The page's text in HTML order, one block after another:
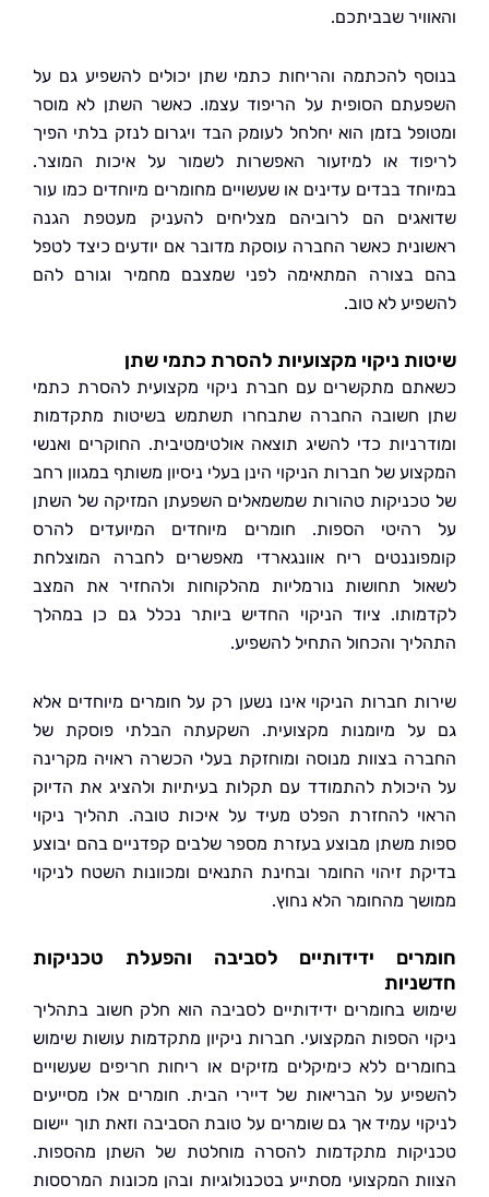
שבביתכם.
להכתמה והריחות כתמי שתן יכולים להשפיע גם על
הסופית על הריפוד עצמו. כאשר השתן לא מוסר
בזמן הוא יחלחל לעומק הבד ויגרום לנזק בלתי הפיך
או למיזעור האפשרות לשמור על איכות המוצר.
בבדים עדינים או שעשויים מחומרים מיוחדים כמו עור
הם לרוביהם מצליחים להעניק מעטפת הגנה
כאשר החברה עוסקת מדובר אם יודעים כיצד לטפל
בצורה המתאימה לפני שמצבם מחמיר וגורם להם
לא טוב.
ניקוי מקצועיות להסרת כתמי שתן
מתקשרים עם חברת ניקוי מקצועית להסרת כתמי
חשובה החברה שתבחרו תשתמש בשיטות מתקדמות
כדי להשיג תוצאה אולטימטיבית. החוקרים ואנשי
של חברות הניקוי הינן בעלי ניסיון משותף במגוון רחב
טהורות שמשמאלים השפעתן המזיקה של השתן
הספות. חומרים מיוחדים המיועדים להרס
ריח אוונגארדי מאפשרים לחברה המוצלחת
תחושות נורמליות מהלקוחות ולהחזיר את המצב
ציוד הניקוי החדיש ביותר נכלל גם כן במהלך
והכחול התחיל להשפיע.
חברות הניקוי אינו נשען רק על חומרים מיוחדים אלא
מיומנות מקצועית. השקעתה הבלתי פוסקת של
בצוות מנוסה ומוחזקת בעלי הכשרה ראויה מקרינה
להתמודד עם תקלות בעיתיות ולהציג את הדיוק
להחזרת הפלט מעיד על איכות טובה. תהליך ניקוי
משתן מבוצע בעזרת מספר שלבים קפדניים בהם יבוצע
זיהוי החומר ובחינת התנאים ומכוונות השטח לניקוי
מהחומר הלא נחוץ.
ידידותיים לסביבה והפעלת טכניקות
בחומרים ידידותיים לסביבה הוא חלק חשוב בתהליך
הספות המקצועי. חברות ניקיון מתקדמות עושות שימוש
ללא כימיקלים מזיקים או ריחות חריפים שעשויים
על הבריאות של דיירי הבית. חומרים אלו מסייעים
עמיד אך גם שומרים על טובת הסביבה וזאת תוך יישום
מתקדמות להסרה מוחלטת של השתן מהספות.
המקצועי מסתייע בטכנולוגיות ובהן מכונות המרססות